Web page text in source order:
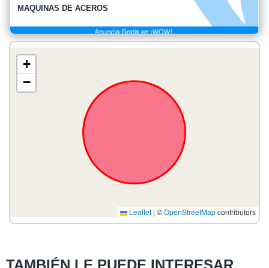
MAQUINAS DE ACEROS
+
−
Leaflet | ©OpenStreetMapcontributors
TAMBIÉN LE PUEDE INTERESAR